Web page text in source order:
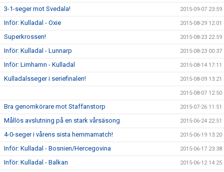
3-1-seger mot Svedala! 2015-09-07 23:59
Inför: Kulladal - Oxie 2015-08-29 12:01
Superkrossen! 2015-08-23 22:59
Inför: Kulladal - Lunnarp 2015-08-23 00:37
Inför: Limhamn - Kulladal 2015-08-14 17:11
Kulladalsseger i seriefinalen! 2015-08-09 13:21
2015-08-07 12:50
Bra genomkörare mot Staffanstorp 2015-07-26 11:51
Mållös avslutning på en stark vårsäsong 2015-06-24 22:51
4-0-seger i vårens sista hemmamatch! 2015-06-19 13:20
Inför: Kulladal - Bosnien/Hercegovina 2015-06-17 23:38
Inför: Kulladal - Balkan 2015-06-12 14:25